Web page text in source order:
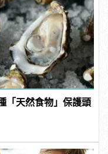
「天然食物」保護頭